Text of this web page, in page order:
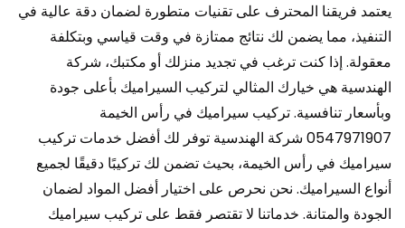
يعتمد فريقنا المحترف على تقنيات متطورة لضمان دقة عالية في
التنفيذ، مما يضمن لك نتائج ممتازة في وقت قياسي وبتكلفة
معقولة. إذا كنت ترغب في تجديد منزلك أو مكتبك، شركة
الهندسية هي خيارك المثالي لتركيب السيراميك بأعلى جودة
وبأسعار تنافسية. تركيب سيراميك في رأس الخيمة
0547971907 شركة الهندسية توفر لك أفضل خدمات تركيب
سيراميك في رأس الخيمة، بحيث تضمن لك تركيبًا دقيقًا لجميع
أنواع السيراميك. نحن نحرص على اختيار أفضل المواد لضمان
الجودة والمتانة. خدماتنا لا تقتصر فقط على تركيب سيراميك